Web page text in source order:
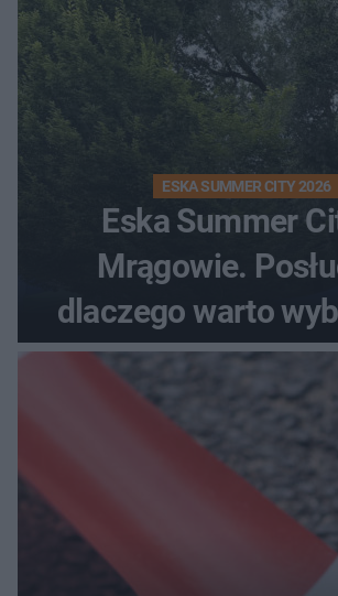
ESKA SUMMER CITY 2026
Eska Summer
Mrągowie.
dlaczego warto
kierunek na